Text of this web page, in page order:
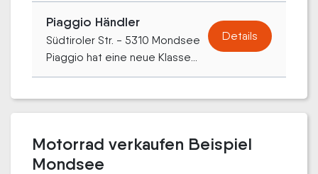
Piaggio Händler
Südtiroler Str. - 5310 Mondsee
Piaggio hat eine neue Klasse...
Details
Motorrad verkaufen Beispiel
Mondsee